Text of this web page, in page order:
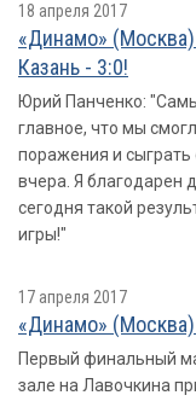
18 апреля 2017
«Динамо»
Казань - 3:0!
Юрий Панченко:
главное, что мы
поражения и сыграть
вчера. Я благодарен
сегодня такой
игры!"
17 апреля 2017
«Динамо»
Первый финальный
зале на Лавочкина